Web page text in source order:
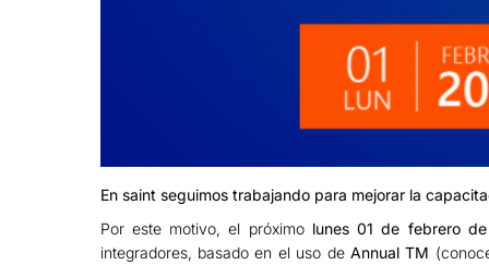
En saint seguimos trabajando para mejorar la
Por este motivo, el próximo lunes 01 de febrero
integradores, basado en el uso de Annual TM